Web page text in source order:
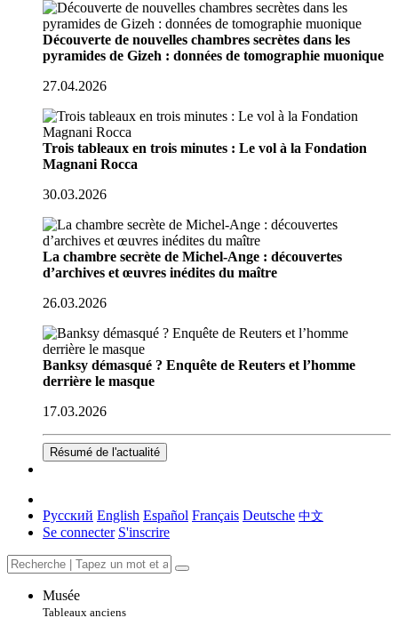
Découverte de nouvelles chambres secrètes dans les
pyramides de Gizeh : données de tomographie muonique
27.04.2026
Trois tableaux en trois minutes : Le vol à la Fondation
Magnani Rocca
30.03.2026
La chambre secrète de Michel-Ange : découvertes
d’archives et œuvres inédites du maître
26.03.2026
Banksy démasqué ? Enquête de Reuters et l’homme
derrière le masque
17.03.2026
Résumé de l'actualité
Русский English Español Français Deutsche 中文
Se connecter S'inscrire
Musée
Tableaux anciens